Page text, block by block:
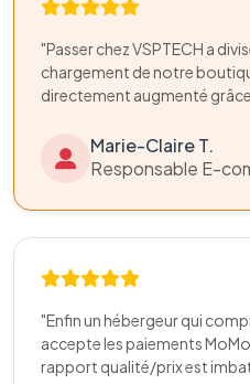
"Passer chez VSPTECH a
chargement de notre
directement augmenté
Marie-Claire T.
Responsable E-
"Enfin un hébergeur qui
accepte les paiements
rapport qualité/prix est